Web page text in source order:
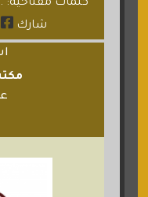
كلمات مفتاحية:
شارك